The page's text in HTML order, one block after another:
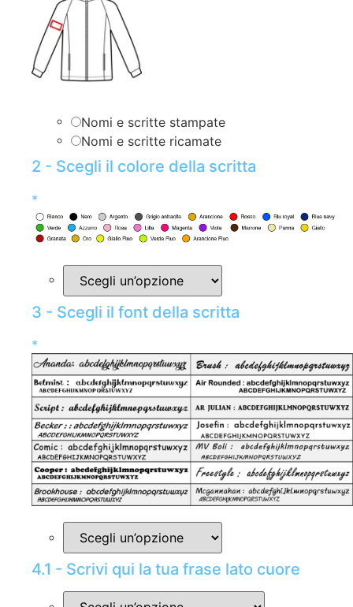
Nomi e scritte stampate
Nomi e scritte ricamate
2 - Scegli il colore della scritta
*
3 - Scegli il font della scritta
*
4.1 - Scrivi qui la tua frase lato cuore